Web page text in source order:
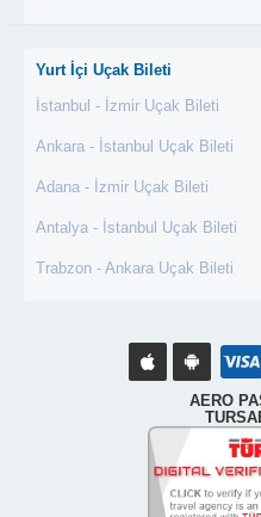
Yurt İçi Uçak Bileti
İstanbul - İzmir Uçak Bileti
Ankara - İstanbul Uçak Bileti
Adana - İzmir Uçak Bileti
Antalya - İstanbul Uçak Bileti
Trabzon - Ankara Uçak Bileti
AERO